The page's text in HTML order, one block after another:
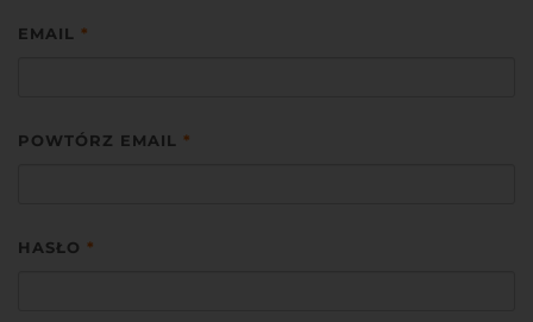
EMAIL *
POWTÓRZ EMAIL *
HASŁO *